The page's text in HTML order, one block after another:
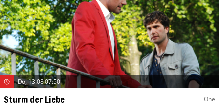
Do, 13.08 07:50
Sturm der Liebe One